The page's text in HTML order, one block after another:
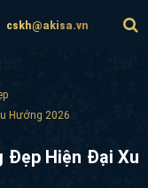
cskh@akisa.vn
Hướng 2026
Đẹp Hiện Đại Xu